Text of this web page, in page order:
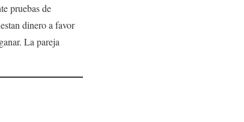
pruebas de
dinero a favor
La pareja